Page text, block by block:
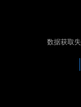
数据获取